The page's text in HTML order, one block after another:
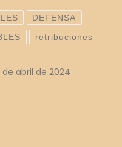
DEFENSA
retribuciones
de abril de 2024